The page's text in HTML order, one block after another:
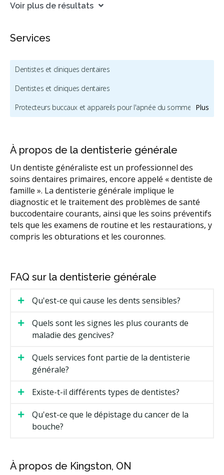
Voir plus de résultats
Services
Plus
Dentistes et cliniques dentaires
Dentistes et cliniques dentaires
Protecteurs buccaux et appareils pour l'apnée du sommeil
Dentistes pour enfants et dentistes pédiatriques
Hygiène buccale et nettoyage dentaire
Implants dentaires
Fournisseurs d'Invisalign
Services orthodontiques et orthodontistes
RCSD (Régime canadien de soins dentaires)
Sédation dentaire
Services dentaires d'urgence
À propos de la dentisterie générale
Un dentiste généraliste est un professionnel des
soins dentaires primaires, encore appelé « dentiste de
famille ». La dentisterie générale implique le
diagnostic et le traitement des problèmes de santé
buccodentaire courants, ainsi que les soins préventifs
tels que les examens de routine et les restaurations, y
compris les obturations et les couronnes.
FAQ sur la dentisterie générale
Qu'est-ce qui cause les dents sensibles?
Quels sont les signes les plus courants de
maladie des gencives?
Quels services font partie de la dentisterie
générale?
Existe-t-il différents types de dentistes?
Qu'est-ce que le dépistage du cancer de la
bouche?
À propos de Kingston, ON